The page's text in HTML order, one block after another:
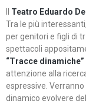
Teatro Eduardo
Tra le più
per genitori e figli di
spettacoli
“Tracce dinamiche”
attenzione alla
espressive.
dinamico evolvere